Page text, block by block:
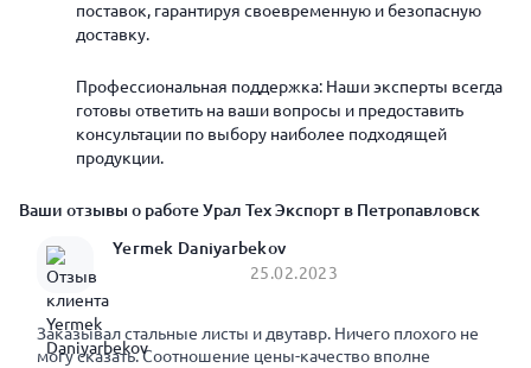
поставок, гарантируя своевременную и безопасную
доставку.
Профессиональная поддержка: Наши эксперты всегда
готовы ответить на ваши вопросы и предоставить
консультации по выбору наиболее подходящей
продукции.
Ваши отзывы о работе Урал Тех Экспорт в Петропавловск
Yermek Daniyarbekov
25.02.2023
Заказывал стальные листы и двутавр. Ничего плохого не
могу сказать. Соотношение цены-качество вполне